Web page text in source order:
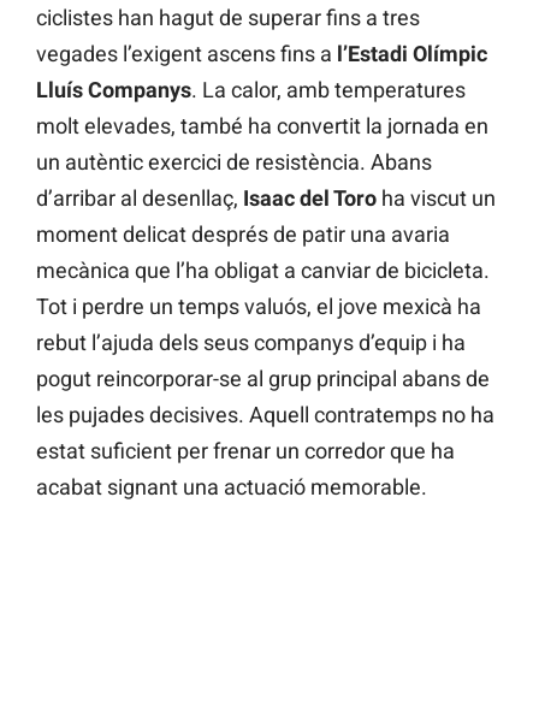
ciclistes han hagut de superar fins a tres
vegades l’exigent ascens fins a l’Estadi Olímpic
Lluís Companys. La calor, amb temperatures
molt elevades, també ha convertit la jornada en
un autèntic exercici de resistència. Abans
d’arribar al desenllaç, Isaac del Toro ha viscut un
moment delicat després de patir una avaria
mecànica que l’ha obligat a canviar de bicicleta.
Tot i perdre un temps valuós, el jove mexicà ha
rebut l’ajuda dels seus companys d’equip i ha
pogut reincorporar-se al grup principal abans de
les pujades decisives. Aquell contratemps no ha
estat suficient per frenar un corredor que ha
acabat signant una actuació memorable.